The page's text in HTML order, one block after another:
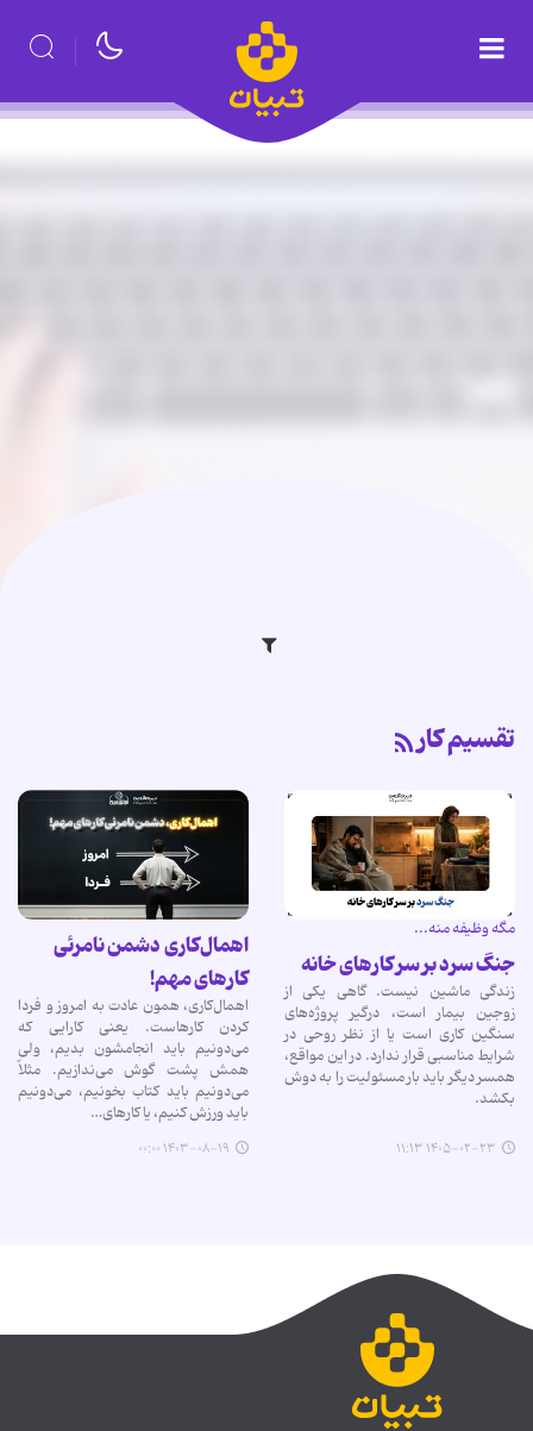
تقسیم کار
مگه وظیفه منه...
جنگ سرد بر سر کارهای خانه
زندگی ماشین نیست. گاهی یکی از
زوجین بیمار است، درگیر پروژه‌های
سنگین کاری است یا از نظر روحی در
شرایط مناسبی قرار ندارد. در این مواقع،
همسر دیگر باید بار مسئولیت را به دوش
بکشد.
۱۴۰۵-۰۲-۲۳ ۱۱:۱۳
اهمال‌کاری دشمن نامرئی
کارهای مهم!
اهمال‌کاری، همون عادت به امروز و فردا
کردن کارهاست. یعنی کارایی که
می‌دونیم باید انجامشون بدیم، ولی
همش پشت گوش می‌ندازیم. مثلاً
می‌دونیم باید کتاب بخونیم، می‌دونیم
باید ورزش کنیم، یا کارهای…
۱۴۰۳-۰۸-۱۹ ۰۰:۰۰